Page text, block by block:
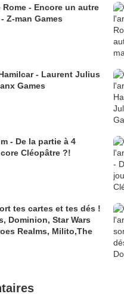
Rome - Encore un autre
Z-man Games
- Laurent Julius
Games
- De la partie à 4
Cléopâtre ?!
tes cartes et tes dés !
Dominion, Star Wars
Realms, Milito,The